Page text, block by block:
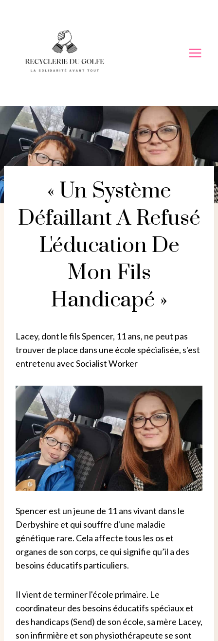
« Un Système
Défaillant A Refusé
L'éducation De
Mon Fils
Handicapé »
Lacey, dont le fils Spencer, 11 ans, ne peut pas
trouver de place dans une école spécialisée, s'est
entretenu avec Socialist Worker
Spencer est un jeune de 11 ans vivant dans le
Derbyshire et qui souffre d'une maladie
génétique rare. Cela affecte tous les os et
organes de son corps, ce qui signifie qu’il a des
besoins éducatifs particuliers.
Il vient de terminer l'école primaire. Le
coordinateur des besoins éducatifs spéciaux et
des handicaps (Send) de son école, sa mère Lacey,
son infirmière et son physiothérapeute se sont